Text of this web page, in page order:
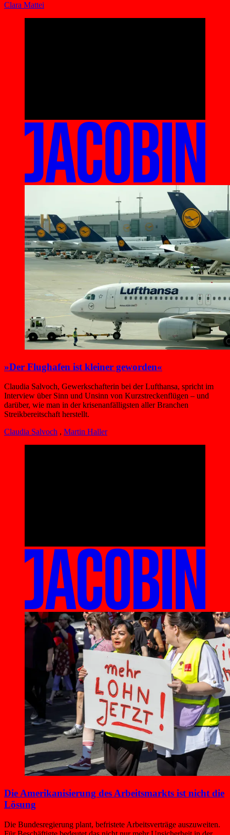
Clara Mattei
»Der Flughafen ist kleiner geworden«
Claudia Salvoch, Gewerkschafterin bei der Lufthansa, spricht im
Interview über Sinn und Unsinn von Kurzstreckenflügen – und
darüber, wie man in der krisenanfälligsten aller Branchen
Streikbereitschaft herstellt.
Claudia Salvoch , Martin Haller
Die Amerikanisierung des Arbeitsmarkts ist nicht die
Lösung
Die Bundesregierung plant, befristete Arbeitsverträge auszuweiten.